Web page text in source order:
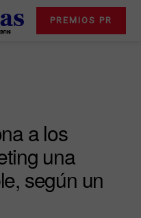
PREMIOS PR
a los
una
según un